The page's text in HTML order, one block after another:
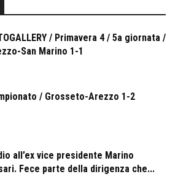
/ Primavera 4 / 5a giornata /
San Marino 1-1
/ Grosseto-Arezzo 1-2
all’ex vice presidente Marino
Fece parte della dirigenza che...